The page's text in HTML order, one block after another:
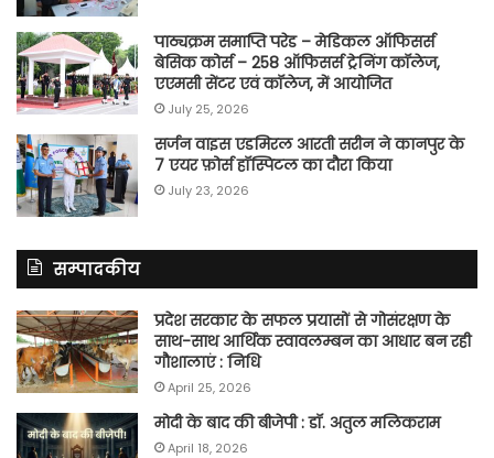
पाठ्यक्रम समाप्ति परेड – मेडिकल ऑफिसर्स
बेसिक कोर्स – 258 ऑफिसर्स ट्रेनिंग कॉलेज,
एएमसी सेंटर एवं कॉलेज, में आयोजित
July 25, 2026
सर्जन वाइस एडमिरल आरती सरीन ने कानपुर के
7 एयर फ़ोर्स हॉस्पिटल का दौरा किया
July 23, 2026
सम्पादकीय
प्रदेश सरकार के सफल प्रयासों से गोसंरक्षण के
साथ-साथ आर्थिक स्वावलम्बन का आधार बन रही
गौशालाएं : निधि
April 25, 2026
मोदी के बाद की बीजेपी : डॉ. अतुल मलिकराम
April 18, 2026